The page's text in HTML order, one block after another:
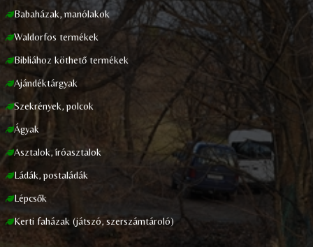
Babaházak, manólakok
Waldorfos termékek
Bibliához köthető termékek
Ajándéktárgyak
Szekrények, polcok
Ágyak
Asztalok, íróasztalok
Ládák, postaládák
Lépcsők
Kerti faházak (játszó, szerszámtároló)